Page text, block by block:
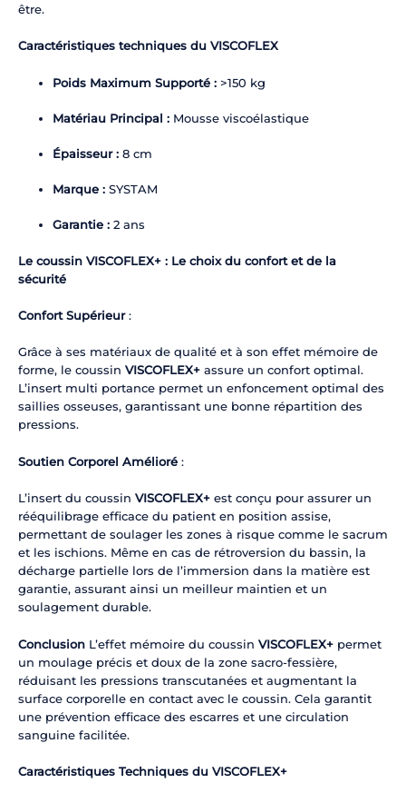
être.
Caractéristiques techniques du VISCOFLEX
Poids Maximum Supporté :>150 kg
Matériau Principal :Mousse viscoélastique
Épaisseur :8 cm
Marque :SYSTAM
Garantie :2 ans
Le coussin VISCOFLEX+: Le choix du confort et de la
sécurité
Confort Supérieur:
Grâce à ses matériaux de qualité et à son effet mémoire de
forme, le coussin VISCOFLEX+assure un confort optimal.
L’insert multi portance permet un enfoncement optimal des
saillies osseuses, garantissant une bonne répartition des
pressions.
Soutien Corporel Amélioré:
L’insert du coussin VISCOFLEX+est conçu pour assurer un
rééquilibrage efficace du patient en position assise,
permettant de soulager les zones à risque comme le sacrum
et les ischions. Même en cas de rétroversion du bassin, la
décharge partielle lors de l’immersion dans la matière est
garantie, assurant ainsi un meilleur maintien et un
soulagement durable.
ConclusionL’effet mémoire du coussin VISCOFLEX+permet
un moulage précis et doux de la zone sacro-fessière,
réduisant les pressions transcutanées et augmentant la
surface corporelle en contact avec le coussin. Cela garantit
une prévention efficace des escarres et une circulation
sanguine facilitée.
Caractéristiques Techniques du VISCOFLEX+